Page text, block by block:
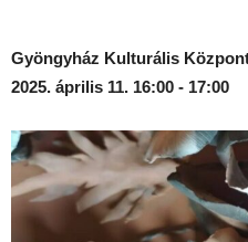
Gyöngyház Kulturális
2025. április 11. 16:00 - 17:00